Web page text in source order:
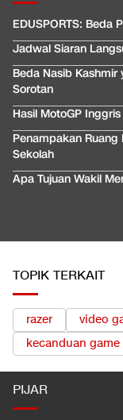
EDUSPORTS: Beda
Jadwal Siaran
Beda Nasib
Sorotan
Hasil MotoGP
Penampakan Ruang
Sekolah
Apa Tujuan Wakil
TOPIK TERKAIT
razer video
kecanduan game
PIJAR